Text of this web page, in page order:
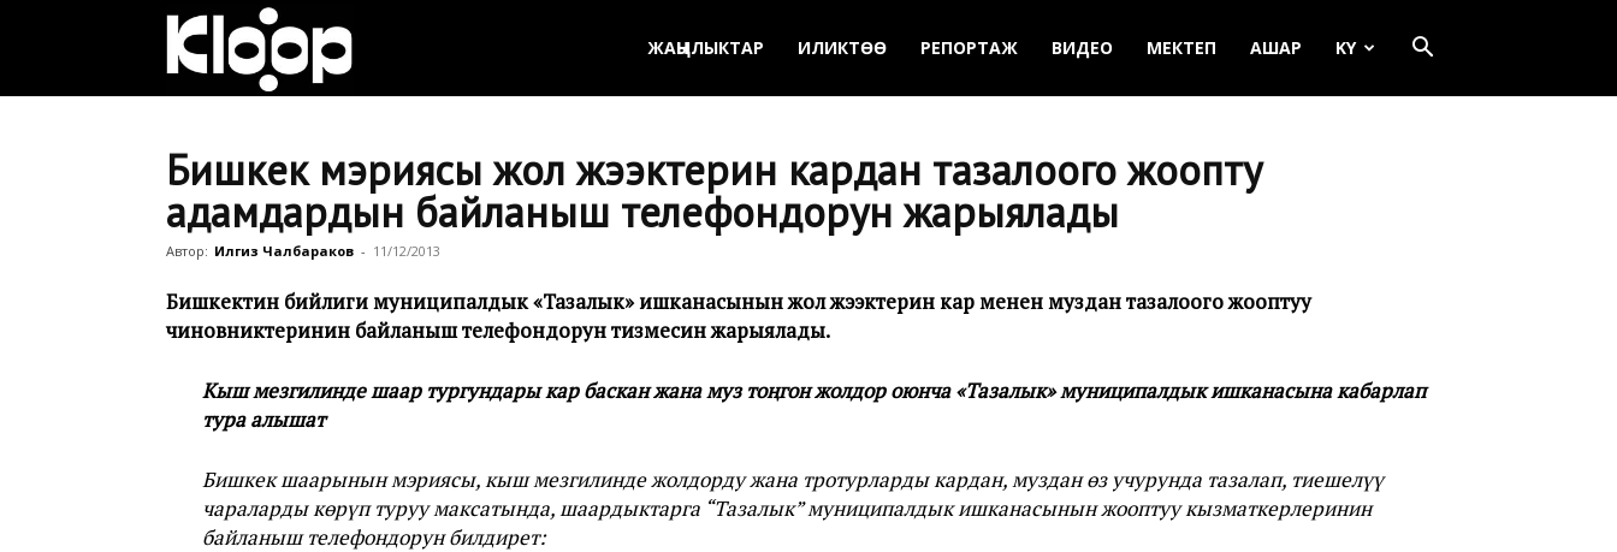
Кыргызстан
ЖАҢЫЛЫКТАР ИЛИКТӨӨ РЕПОРТАЖ ВИДЕО МЕКТЕП АШАР KY
Бишкек мэриясы жол жээктерин кардан тазалоого жоопту
адамдардын байланыш телефондорун жарыялады
Автор: Илгиз Чалбараков - 11/12/2013
Бишкектин бийлиги муниципалдык «Тазалык» ишканасынын жол жээктерин кар менен муздан тазалоого жооптуу
чиновниктеринин байланыш телефондорун тизмесин жарыялады.
Кыш мезгилинде шаар тургундары кар баскан жана муз тоңгон жолдор оюнча «Тазалык» муниципалдык ишканасына кабарлап
тура алышат
Бишкек шаарынын мэриясы, кыш мезгилинде жолдорду жана тротурларды кардан, муздан өз учурунда тазалап, тиешелүү
чараларды көрүп туруу максатында, шаардыктарга “Тазалык” муниципалдык ишканасынын жооптуу кызматкерлеринин
байланыш телефондорун билдирет: